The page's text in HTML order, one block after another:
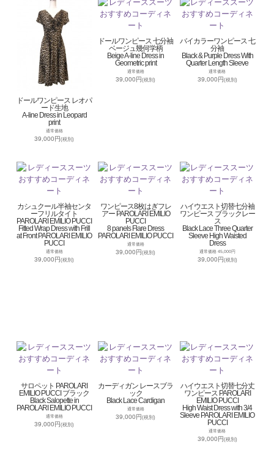
ドールワンピース レオパ
ード生地
A-line Dress in Leopard
print
通常価格
39,000円(税別)
ドールワンピース 七分袖
ベージュ幾何学柄
Beige A-line Dress in
Geometric print
通常価格
39,000円(税別)
バイカラーワンピース 七
分袖
Black & Purple Dress With
Quarter Length Sleeve
通常価格
39,000円(税別)
カシュクール半袖センタ
ーフリルタイト
PAROLARI EMILIO PUCCI
Fitted Wrap Dress with Frill
at Front PAROLARI EMILIO
PUCCI
通常価格
39,000円(税別)
ワンピース8枚はぎフレ
アー PAROLARI EMILIO
PUCCI
8 panels Flare Dress
PAROLARI EMILIO PUCCI
通常価格
39,000円(税別)
ハイウエスト切替七分袖
ワンピース ブラックレー
ス
Black Lace Three Quarter
Sleeve High Waisted
Dress
通常価格 45,000円
39,000円(税別)
サロペット PAROLARI
EMILIO PUCCI ブラック
Black Salopette in
PAROLARI EMILIO PUCCI
通常価格
39,000円(税別)
カーディガン レースブラ
ック
Black Lace Cardigan
通常価格
39,000円(税別)
ハイウエスト切替七分丈
ワンピース PAROLARI
EMILIO PUCCI
High Waist Dress with 3/4
Sleeve PAROLARI EMILIO
PUCCI
通常価格
39,000円(税別)